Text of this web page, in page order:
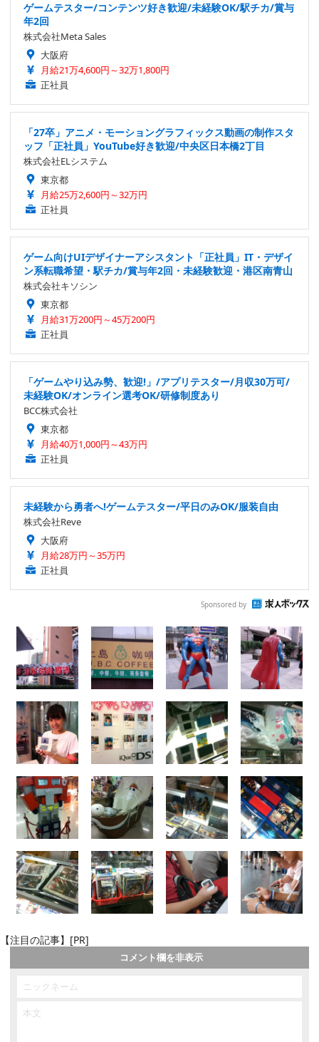
ゲームテスター/コンテンツ好き歓迎/未経験OK/駅チカ/賞与
年2回
株式会社Meta Sales
大阪府
月給21万4,600円～32万1,800円
正社員
「27卒」アニメ・モーショングラフィックス動画の制作スタ
ッフ「正社員」YouTube好き歓迎/中央区日本橋2丁目
株式会社ELシステム
東京都
月給25万2,600円～32万円
正社員
ゲーム向けUIデザイナーアシスタント「正社員」IT・デザイ
ン系転職希望・駅チカ/賞与年2回・未経験歓迎・港区南青山
株式会社キソシン
東京都
月給31万200円～45万200円
正社員
「ゲームやり込み勢、歓迎!」/アプリテスター/月収30万可/
未経験OK/オンライン選考OK/研修制度あり
BCC株式会社
東京都
月給40万1,000円～43万円
正社員
未経験から勇者へ!ゲームテスター/平日のみOK/服装自由
株式会社Reve
大阪府
月給28万円～35万円
正社員
Sponsored by
【注目の記事】[PR]
コメント欄を非表示